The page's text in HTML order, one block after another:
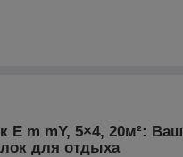
E m mY, 5×4, 20м²: Ваш
для отдыха